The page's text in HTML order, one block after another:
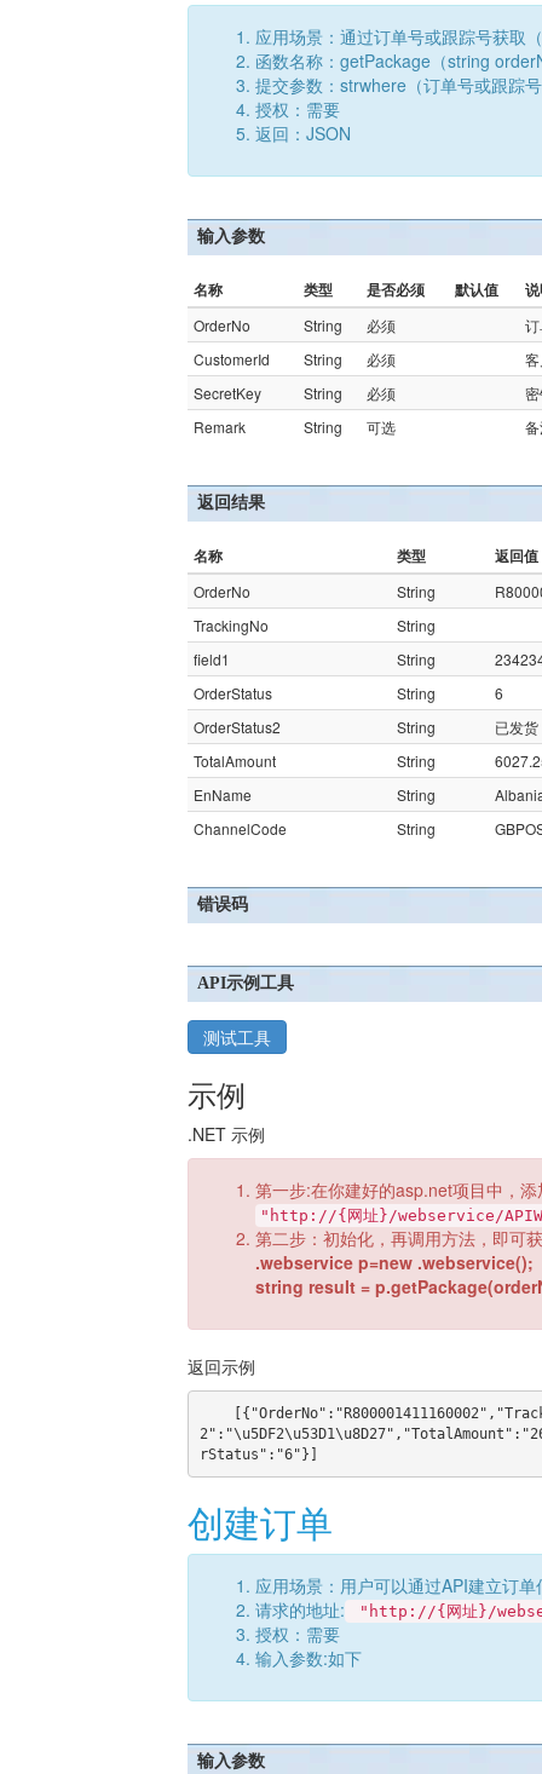
应用场景：通过订单号或跟踪号获取
函数名称：getPackage（string
提交参数：strwhere（订单号或跟踪
授权：需要
返回：JSON
输入参数
名称 类型 是否必须 默认值
OrderNo String 必须
CustomerId
String 必须
SecretKey
String 必须
Remark
String 可选
返回结果
名称 类型 返回值
OrderNo String
TrackingNo
String
field1
String
OrderStatus
String
6
OrderStatus2
String
已发货
TotalAmount
String
EnName
String
ChannelCode
String
错误码
API示例工具
测试工具
示例
.NET 示例
第一步:在你建好的asp.net项目中，
"http://{网址}/webservice/
第二步：初始化，再调用方法，即可
.webservice p=new .webservice();
string result =
返回示例
创建订单
应用场景：用户可以通过API建立订
请求的地址:
"http://{网址}/
授权：需要
输入参数:如下
输入参数